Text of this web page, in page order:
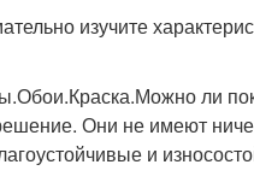
изучите
ли
Они не имеют
и